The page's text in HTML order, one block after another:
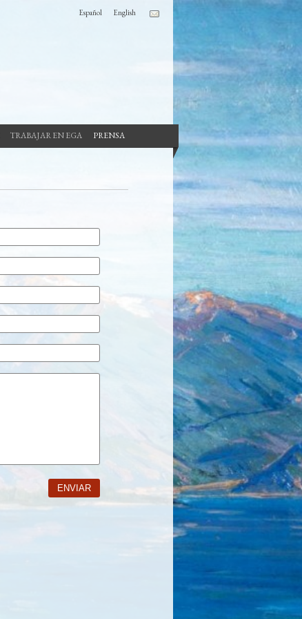
TRABAJAR EN EGA PRENSA
Español English